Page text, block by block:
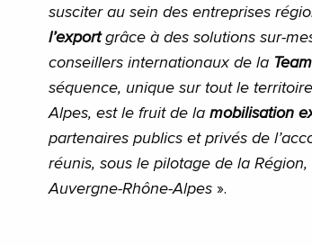
susciter au sein des entreprises
l’exportgrâce à des solutions sur-
conseillers internationaux de la
séquence, unique sur tout le
Alpes, est le fruit de la mobilisation
partenaires publics et privés de
réunis, sous le pilotage de la
Auvergne-Rhône-Alpes ».